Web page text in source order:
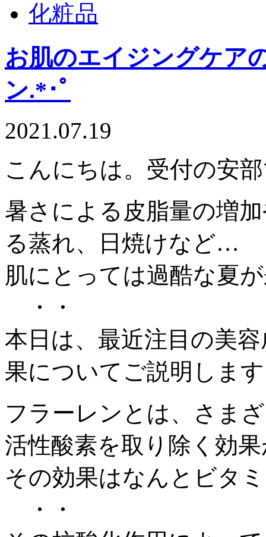
化粧品
お肌のエイジングケア
ン.*･ﾟ
2021.07.19
こんにちは。受付の安
暑さによる皮脂量の増
る蒸れ、日焼けなど…
肌にとっては過酷な夏
・・
本日は、最近注目の美
果についてご説明しま
フラーレンとは、さま
活性酸素を取り除く効
その効果はなんとビタ
・・